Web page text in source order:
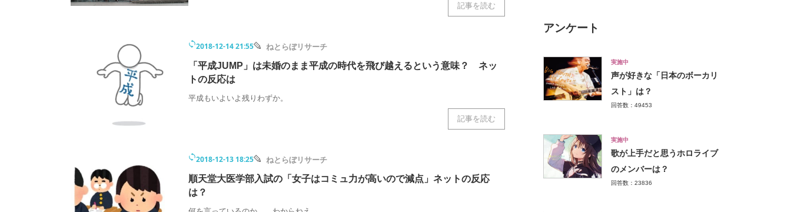
記事を読む
2018-12-14 21:55 ねとらぼリサーチ
「平成JUMP」は未婚のまま平成の時代を飛び越えるという意味？ ネッ
トの反応は
平成もいよいよ残りわずか。
記事を読む
2018-12-13 18:25 ねとらぼリサーチ
順天堂大医学部入試の「女子はコミュ力が高いので減点」ネットの反応
は？
アンケート
実施中
声が好きな「日本のボーカリ
スト」は？
回答数：49453
実施中
歌が上手だと思うホロライブ
のメンバーは？
回答数：23836